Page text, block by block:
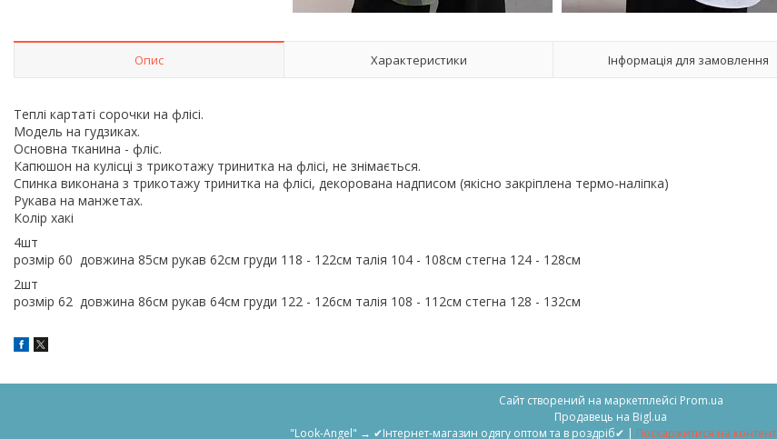
Опис Характеристики Інформація для замовлення
Теплі картаті сорочки на флісі.
Модель на гудзиках.
Основна тканина - фліс.
Капюшон на кулісці з трикотажу тринитка на флісі, не знімається.
Спинка виконана з трикотажу тринитка на флісі, декорована надписом (якісно закріплена термо-наліпка)
Рукава на манжетах.
Колір хакі
4шт
розмір 60 довжина 85см рукав 62см груди 118 - 122см талія 104 - 108см стегна 124 - 128см
2шт
розмір 62 довжина 86см рукав 64см груди 122 - 126см талія 108 - 112см стегна 128 - 132см
Сайт створений на маркетплейсі Prom.ua
Продавець на Bigl.ua
"Look-Angel" → ✔Інтернет-магазин одягу оптом та в роздріб✔ | Поскаржитися на контент